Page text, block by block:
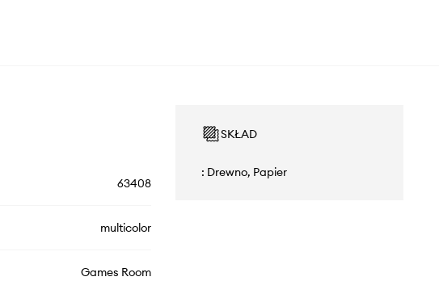
63408
multicolor
Games Room
SKŁAD
: Drewno, Papier